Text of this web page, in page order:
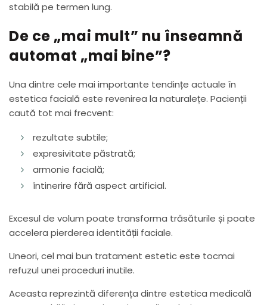
stabilă pe termen lung.
De ce „mai mult” nu înseamnă
automat „mai bine”?
Una dintre cele mai importante tendințe actuale în
estetica facială este revenirea la naturalețe. Pacienții
caută tot mai frecvent:
rezultate subtile;
expresivitate păstrată;
armonie facială;
întinerire fără aspect artificial.
Excesul de volum poate transforma trăsăturile și poate
accelera pierderea identității faciale.
Uneori, cel mai bun tratament estetic este tocmai
refuzul unei proceduri inutile.
Aceasta reprezintă diferența dintre estetica medicală